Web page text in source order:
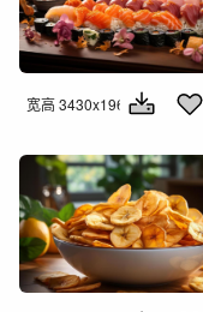
宽高 3430x1960